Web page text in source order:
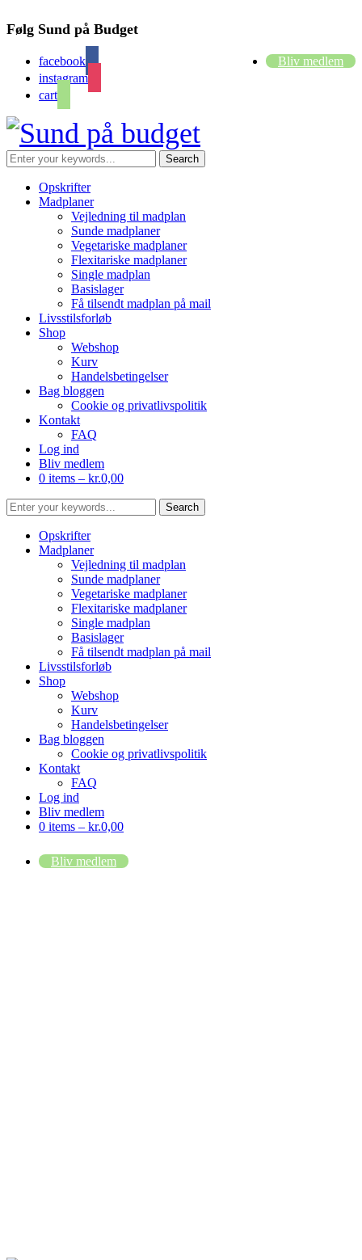
Følg Sund på Budget
facebook
instagram
cart
Bliv medlem
Opskrifter
Madplaner
Vejledning til madplan
Sunde madplaner
Vegetariske madplaner
Flexitariske madplaner
Single madplan
Basislager
Få tilsendt madplan på mail
Livsstilsforløb
Shop
Webshop
Kurv
Handelsbetingelser
Bag bloggen
Cookie og privatlivspolitik
Kontakt
FAQ
Log ind
Bliv medlem
0 items – kr.0,00
Opskrifter
Madplaner
Vejledning til madplan
Sunde madplaner
Vegetariske madplaner
Flexitariske madplaner
Single madplan
Basislager
Få tilsendt madplan på mail
Livsstilsforløb
Shop
Webshop
Kurv
Handelsbetingelser
Bag bloggen
Cookie og privatlivspolitik
Kontakt
FAQ
Log ind
Bliv medlem
0 items – kr.0,00
Bliv medlem